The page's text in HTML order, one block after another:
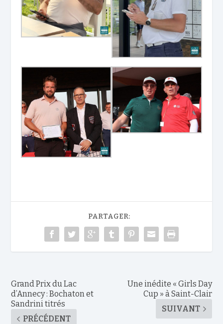
PARTAGER:
Grand Prix du Lac
d’Annecy : Bochaton et
Sandrini titrés
PRÉCÉDENT
Une inédite « Girls Day
Cup » à Saint-Clair
SUIVANT